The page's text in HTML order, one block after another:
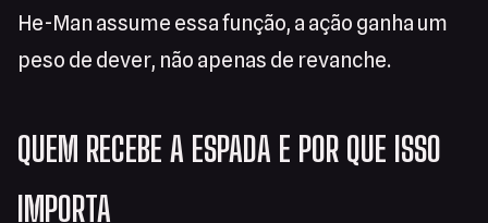
He-Man assume essa função, a ação ganha um
peso de dever, não apenas de revanche.
QUEM RECEBE A ESPADA E POR QUE ISSO
IMPORTA